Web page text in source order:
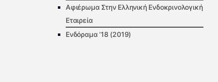
Αφιέρωμα Στην Ελληνική Ενδοκρινολογική
Εταιρεία
Ενδόραμα ’18 (2019)